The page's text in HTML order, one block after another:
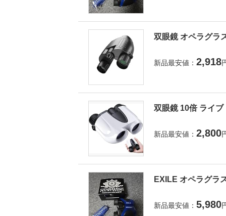
双眼鏡 オペラグラ
新品最安値： 2,918
双眼鏡 10倍 ライ
新品最安値： 2,800
EXILE オペラグラ
新品最安値： 5,980